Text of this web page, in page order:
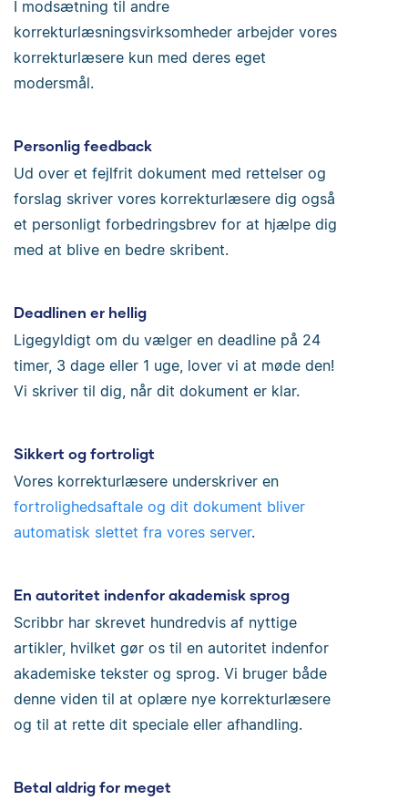
I modsætning til andre
korrekturlæsningsvirksomheder arbejder vores
korrekturlæsere kun med deres eget
modersmål.
Personlig feedback
Ud over et fejlfrit dokument med rettelser og
forslag skriver vores korrekturlæsere dig også
et personligt forbedringsbrev for at hjælpe dig
med at blive en bedre skribent.
Deadlinen er hellig
Ligegyldigt om du vælger en deadline på 24
timer, 3 dage eller 1 uge, lover vi at møde den!
Vi skriver til dig, når dit dokument er klar.
Sikkert og fortroligt
Vores korrekturlæsere underskriver en
fortrolighedsaftale og dit dokument bliver
automatisk slettet fra vores server.
En autoritet indenfor akademisk sprog
Scribbr har skrevet hundredvis af nyttige
artikler, hvilket gør os til en autoritet indenfor
akademiske tekster og sprog. Vi bruger både
denne viden til at oplære nye korrekturlæsere
og til at rette dit speciale eller afhandling.
Betal aldrig for meget